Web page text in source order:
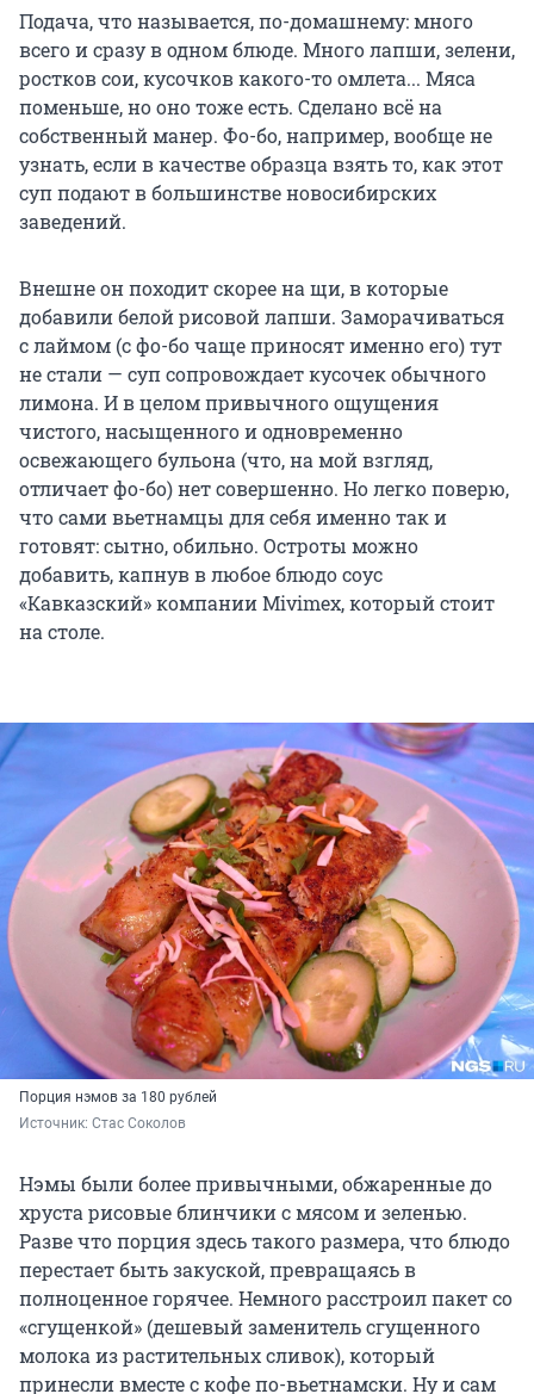
Подача, что называется, по-домашнему: много
всего и сразу в одном блюде. Много лапши, зелени,
ростков сои, кусочков какого-то омлета... Мяса
поменьше, но оно тоже есть. Сделано всё на
собственный манер. Фо-бо, например, вообще не
узнать, если в качестве образца взять то, как этот
суп подают в большинстве новосибирских
заведений.
Внешне он походит скорее на щи, в которые
добавили белой рисовой лапши. Заморачиваться
с лаймом (с фо-бо чаще приносят именно его) тут
не стали — суп сопровождает кусочек обычного
лимона. И в целом привычного ощущения
чистого, насыщенного и одновременно
освежающего бульона (что, на мой взгляд,
отличает фо-бо) нет совершенно. Но легко поверю,
что сами вьетнамцы для себя именно так и
готовят: сытно, обильно. Остроты можно
добавить, капнув в любое блюдо соус
«Кавказский» компании Mivimex, который стоит
на столе.
Порция нэмов за 180 рублей
Источник: Стас Соколов
Нэмы были более привычными, обжаренные до
хруста рисовые блинчики с мясом и зеленью.
Разве что порция здесь такого размера, что блюдо
перестает быть закуской, превращаясь в
полноценное горячее. Немного расстроил пакет со
«сгущенкой» (дешевый заменитель сгущенного
молока из растительных сливок), который
принесли вместе с кофе по-вьетнамски. Ну и сам